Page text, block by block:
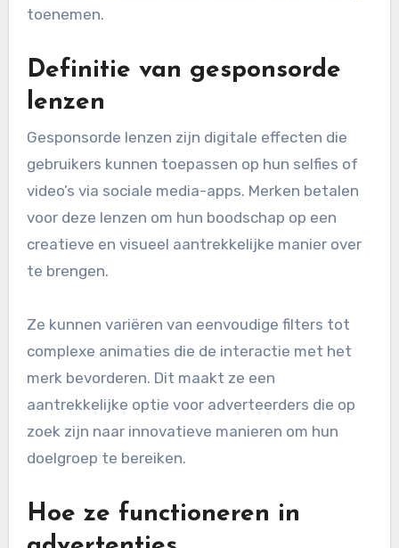
toenemen.
Definitie van gesponsorde
lenzen
Gesponsorde lenzen zijn digitale effecten die
gebruikers kunnen toepassen op hun selfies of
video’s via sociale media-apps. Merken betalen
voor deze lenzen om hun boodschap op een
creatieve en visueel aantrekkelijke manier over
te brengen.
Ze kunnen variëren van eenvoudige filters tot
complexe animaties die de interactie met het
merk bevorderen. Dit maakt ze een
aantrekkelijke optie voor adverteerders die op
zoek zijn naar innovatieve manieren om hun
doelgroep te bereiken.
Hoe ze functioneren in